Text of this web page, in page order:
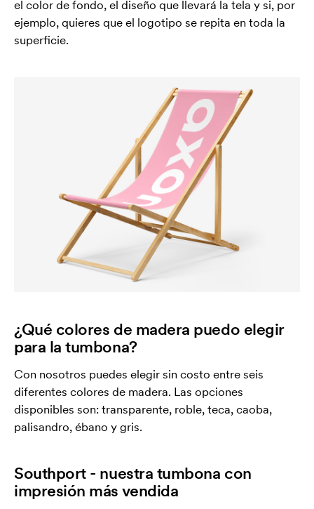
el color de fondo, el diseño que llevará la tela y si, por
ejemplo, quieres que el logotipo se repita en toda la
superficie.
¿Qué colores de madera puedo elegir
para la tumbona?
Con nosotros puedes elegir sin costo entre seis
diferentes colores de madera. Las opciones
disponibles son: transparente, roble, teca, caoba,
palisandro, ébano y gris.
Southport - nuestra tumbona con
impresión más vendida